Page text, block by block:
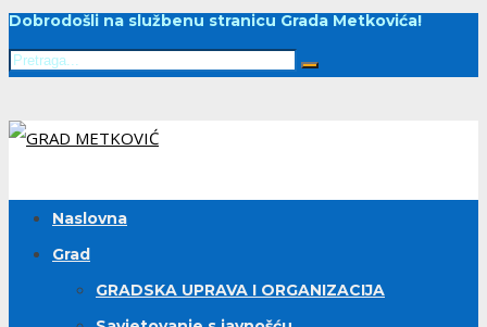
Dobrodošli na službenu stranicu Grada Metkovića!
Naslovna
Grad
GRADSKA UPRAVA I ORGANIZACIJA